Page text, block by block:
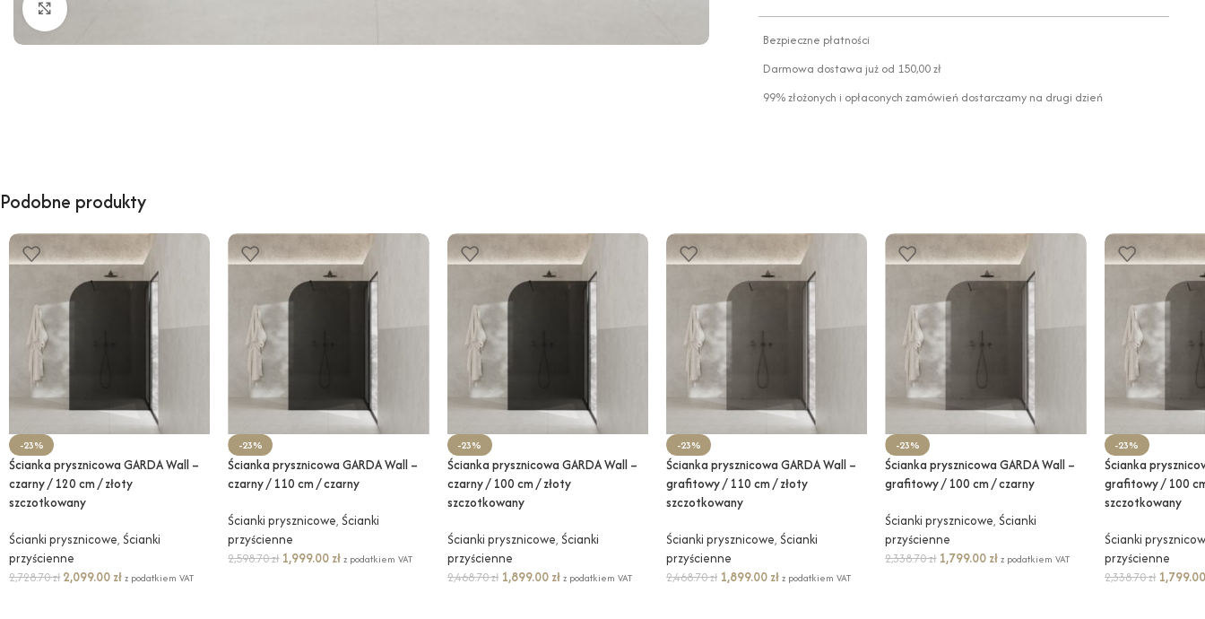
Bezpieczne płatności
Darmowa dostawa już od 150,00 zł
99% złożonych i opłaconych zamówień dostarczamy na drugi dzień
Podobne produkty
-23%
Ścianka prysznicowa GARDA Wall –
czarny / 120 cm / złoty
szczotkowany
Ścianki prysznicowe, Ścianki
przyścienne
2,728.70zł 2,099.00 złz podatkiem VAT
-23%
Ścianka prysznicowa GARDA Wall –
czarny / 110 cm / czarny
Ścianki prysznicowe, Ścianki
przyścienne
2,598.70zł 1,999.00 zł z podatkiem VAT
-23%
Ścianka prysznicowa GARDA Wall –
czarny / 100 cm / złoty
szczotkowany
Ścianki prysznicowe, Ścianki
przyścienne
2,468.70zł 1,899.00 zł z podatkiem VAT
-23%
Ścianka prysznicowa GARDA Wall –
grafitowy / 110 cm / złoty
szczotkowany
Ścianki prysznicowe, Ścianki
przyścienne
2,468.70zł 1,899.00 złz podatkiem VAT
-23%
Ścianka prysznicowa GARDA Wall –
grafitowy / 100 cm / czarny
Ścianki prysznicowe, Ścianki
przyścienne
2,338.70zł 1,799.00 zł z podatkiem VAT
-23%
Ścianka
grafitowy / 100
szczotkowany
Ścianki
przyścienne
2,338.70zł